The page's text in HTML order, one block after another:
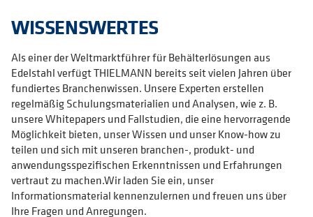
WISSENSWERTES
Als einer der Weltmarktführer für Behälterlösungen aus
Edelstahl verfügt THIELMANN bereits seit vielen Jahren über
fundiertes Branchenwissen. Unsere Experten erstellen
regelmäßig Schulungsmaterialien und Analysen, wie z. B.
unsere Whitepapers und Fallstudien, die eine hervorragende
Möglichkeit bieten, unser Wissen und unser Know-how zu
teilen und sich mit unseren branchen-, produkt- und
anwendungsspezifischen Erkenntnissen und Erfahrungen
vertraut zu machen.Wir laden Sie ein, unser
Informationsmaterial kennenzulernen und freuen uns über
Ihre Fragen und Anregungen.